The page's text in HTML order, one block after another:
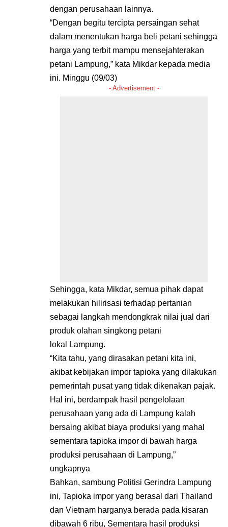
dengan perusahaan lainnya.
“Dengan begitu tercipta persaingan sehat
dalam menentukan harga beli petani sehingga
harga yang terbit mampu mensejahterakan
petani Lampung,” kata Mikdar kepada media
ini. Minggu (09/03)
- Advertisement -
Sehingga, kata Mikdar, semua pihak dapat
melakukan hilirisasi terhadap pertanian
sebagai langkah mendongkrak nilai jual dari
produk olahan singkong petani
lokal Lampung.
“Kita tahu, yang dirasakan petani kita ini,
akibat kebijakan impor tapioka yang dilakukan
pemerintah pusat yang tidak dikenakan pajak.
Hal ini, berdampak hasil pengelolaan
perusahaan yang ada di Lampung kalah
bersaing akibat biaya produksi yang mahal
sementara tapioka impor di bawah harga
produksi perusahaan di Lampung,”
ungkapnya
Bahkan, sambung Politisi Gerindra Lampung
ini, Tapioka impor yang berasal dari Thailand
dan Vietnam harganya berada pada kisaran
dibawah 6 ribu, Sementara hasil produksi